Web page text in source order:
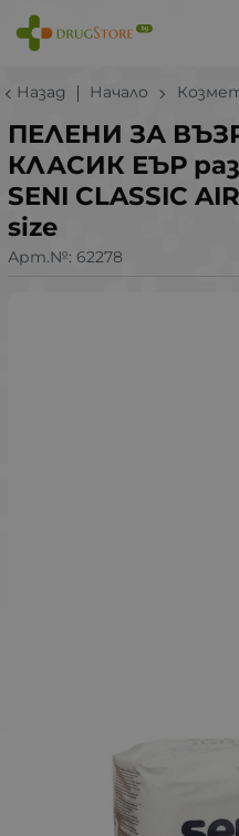
Назад Начало
ПЕЛЕНИ ЗА
КЛАСИК ЕЪР
SENI CLASSIC
size
Арт.№: 62278